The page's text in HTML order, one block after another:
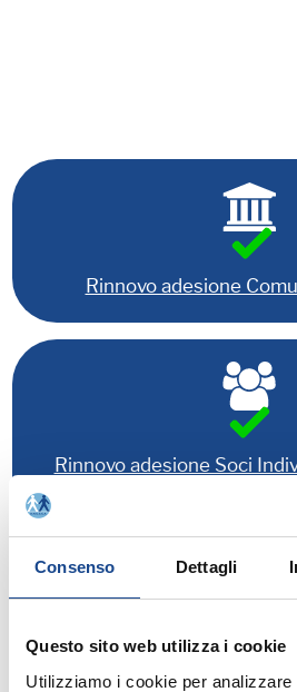
Consenso Dettagli
Questo sito web utilizza i cookie
Utilizziamo i cookie per
Rinnovo adesione
Rinnovo adesione Soci
Relatori: